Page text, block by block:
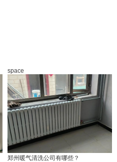
space
郑州暖气清洗公司有哪些？